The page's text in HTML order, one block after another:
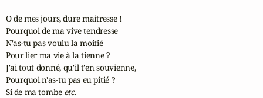
O de mes jours, dure maitresse !
Pourquoi de ma vive tendresse
N'as-tu pas voulu la moitié
Pour lier ma vie à la tienne ?
J'ai tout donné, qu'il t'en souvienne,
Pourquoi n'as-tu pas eu pitié ?
Si de ma tombe etc.